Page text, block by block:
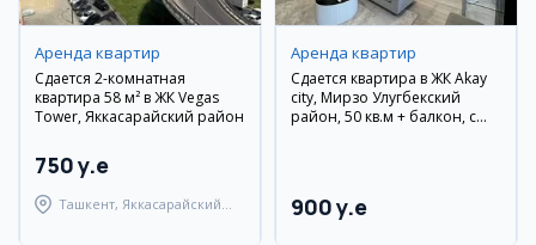
Аренда квартир
Сдается 2-комнатная
квартира 58 м² в ЖК Vegas
Tower, Яккасарайский район
750 y.e
Ташкент, Яккасарайский
Аренда квартир
Сдается квартира в ЖК Akay
city, Мирзо Улугбекский
район, 50 кв.м + балкон, с
900 y.e